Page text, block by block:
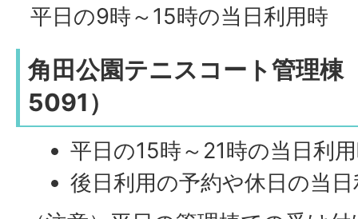
平日の9時～15時の当日利用時
角田公園テニスコート管理
5091）
平日の15時～21時の当日利
後日利用の予約や休日の当